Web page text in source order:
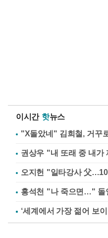
이시간 핫뉴스
"X돌았네" 김희철, 거꾸
권상우 "내 또래 중 내
오지헌 "일타강사 父
홍석천 "나 죽으면…" 돌